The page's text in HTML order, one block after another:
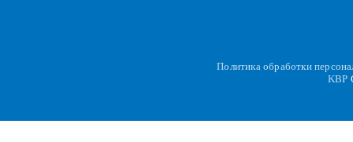
Политика обработки
KBP